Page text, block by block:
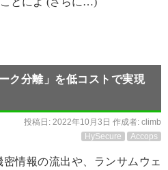
ク分離」を低コストで実現
投稿日: 2022年10月3日 作成者: climb
HySecure
Accops
情報の流出や、ランサムウェ